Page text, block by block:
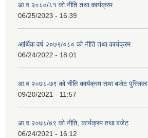
आ.व २०८०/८१ को नीति तथा कार्यक्रम
06/25/2023 - 16:39
आर्थिक वर्ष २०७९/०८० को नीति तथा कार्यक्रम
06/24/2022 - 18:01
आ.व २०७८-७९ को नीति कार्यक्रम तथा बजेट पुस्तिका
09/20/2021 - 11:57
आ.व २०७८/७९ को नीति, कार्यक्रम तथा बजेट
06/24/2021 - 16:12